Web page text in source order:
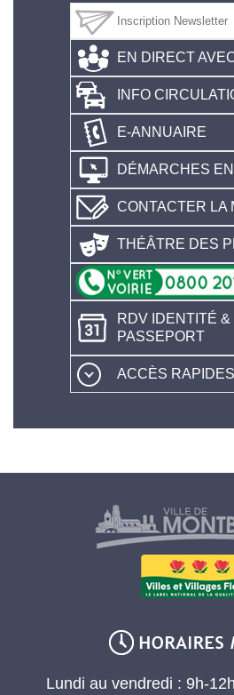
EN DIRECT
INFO
E-ANNUAIRE
DÉMARCHES
CONTACTER LA
THÉÂTRE DES
RDV IDENTITÉ &
PASSEPORT
ACCÈS RAPIDES
Lundi au vendredi : 9h-